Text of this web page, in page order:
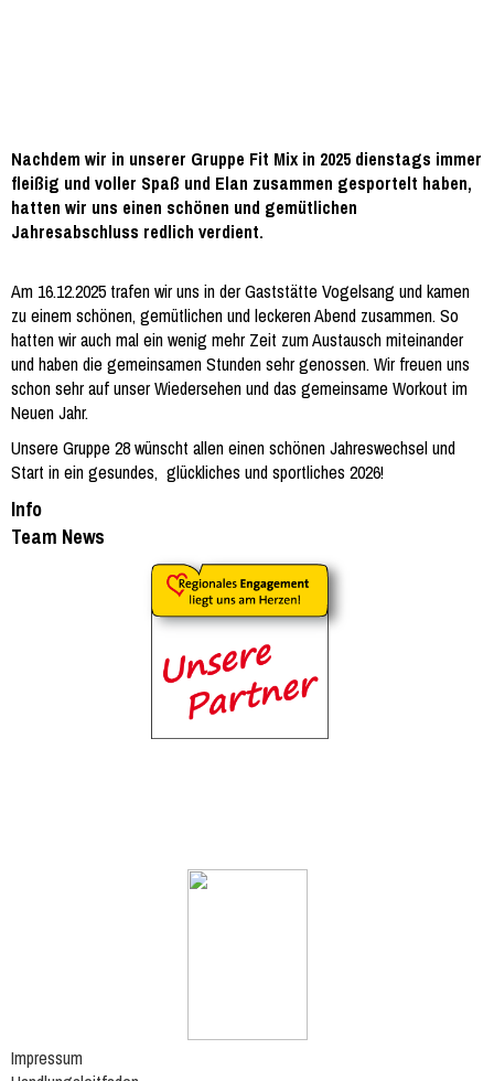
Nachdem wir in unserer Gruppe Fit Mix in 2025 dienstags immer
fleißig und voller Spaß und Elan zusammen gesportelt haben,
hatten wir uns einen schönen und gemütlichen
Jahresabschluss redlich verdient.
Am 16.12.2025 trafen wir uns in der Gaststätte Vogelsang und kamen
zu einem schönen, gemütlichen und leckeren Abend zusammen. So
hatten wir auch mal ein wenig mehr Zeit zum Austausch miteinander
und haben die gemeinsamen Stunden sehr genossen. Wir freuen uns
schon sehr auf unser Wiedersehen und das gemeinsame Workout im
Neuen Jahr.
Unsere Gruppe 28 wünscht allen einen schönen Jahreswechsel und
Start in ein gesundes, glückliches und sportliches 2026!
Info
Team News
Impressum